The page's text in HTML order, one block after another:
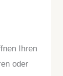
Ihren
oder